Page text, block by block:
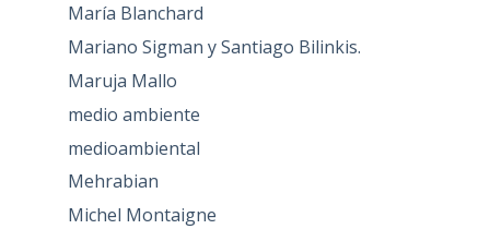
María Blanchard
Mariano Sigman y Santiago Bilinkis.
Maruja Mallo
medio ambiente
medioambiental
Mehrabian
Michel Montaigne